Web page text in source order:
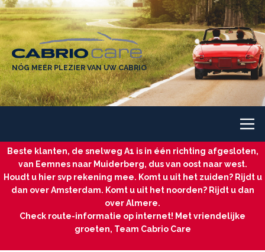
NÓG MEER PLEZIER VAN UW CABRIO
Beste klanten, de snelweg A1 is in één richting afgesloten,
van Eemnes naar Muiderberg, dus van oost naar west.
Houdt u hier svp rekening mee. Komt u uit het zuiden? Rijdt u
dan over Amsterdam. Komt u uit het noorden? Rijdt u dan
over Almere.
Check route-informatie op internet! Met vriendelijke
groeten, Team Cabrio Care